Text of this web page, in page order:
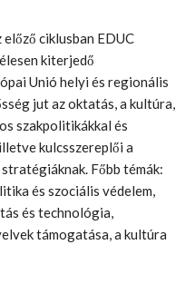
ciklusban EDUC
kiterjedő
Unió helyi és regionális
jut az oktatás, a kultúra,
szakpolitikákkal és
kulcsszereplői a
Főbb témák:
és szociális védelem,
és technológia,
támogatása, a kultúra